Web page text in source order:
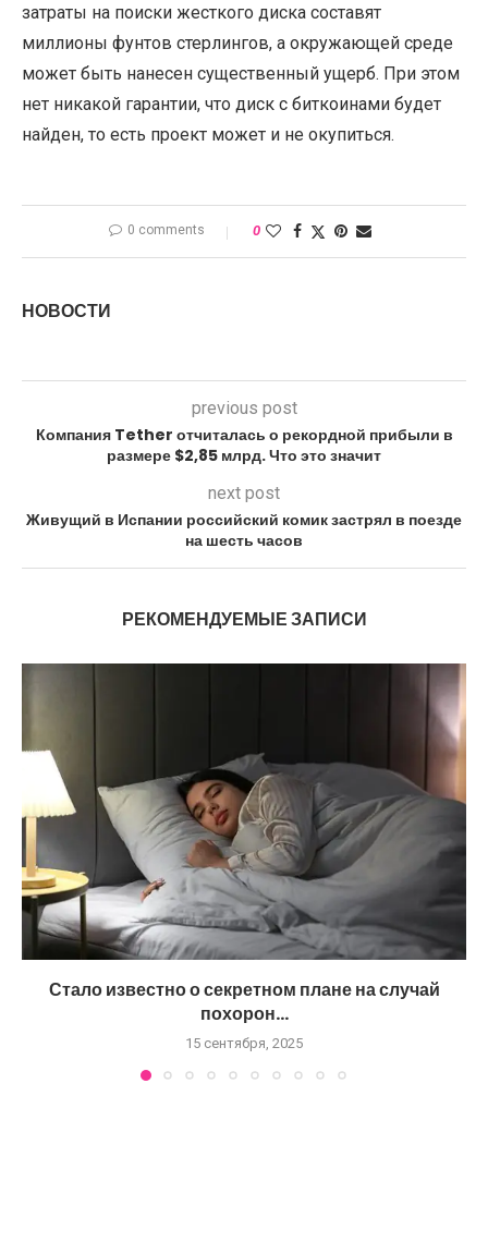
затраты на поиски жесткого диска составят
миллионы фунтов стерлингов, а окружающей среде
может быть нанесен существенный ущерб. При этом
нет никакой гарантии, что диск с биткоинами будет
найден, то есть проект может и не окупиться.
0 comments 0
НОВОСТИ
previous post
Компания Tether отчиталась о рекордной прибыли в
размере $2,85 млрд. Что это значит
next post
Живущий в Испании российский комик застрял в поезде
на шесть часов
РЕКОМЕНДУЕМЫЕ ЗАПИСИ
Стало известно о секретном плане на случай
похорон...
15 сентября, 2025